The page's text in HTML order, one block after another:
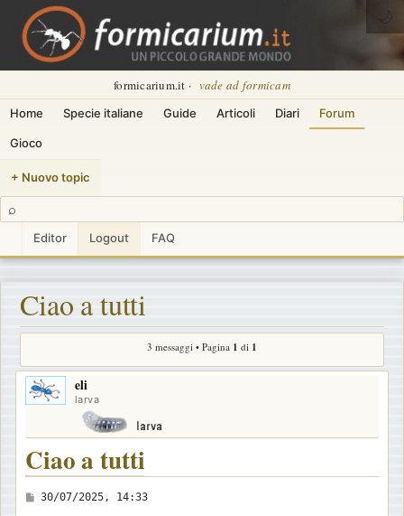
formicarium.it · vade ad formicam
Home Specie italiane Guide Articoli Diari Forum
Gioco
+ Nuovo topic
⌕
Editor Logout FAQ
🌙
Ciao a tutti
3 messaggi • Pagina 1 di 1
eli
larva
Ciao a tutti
M
30/07/2025, 14:33